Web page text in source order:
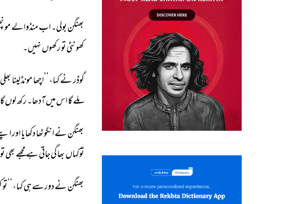
بھنگن بولی۔ اب منڈوالے
کھونٹی تو رکھوں نہیں۔
گوڈر نے کہا، ’’اچھا مونڈ لینا بھلی
ملے گا اس میں آدھا۔ رکھ لوں
بھنگن نے انگوٹھا دکھایا اور
توکہاں بھاگی جاتی ہے مجھے بھی تو
بھنگن نے دورسے ہی کہا، ’’تو